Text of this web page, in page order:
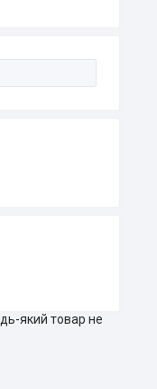
який товар не